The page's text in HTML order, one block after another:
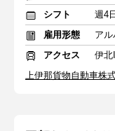
シフト
雇用形態
アル
アクセス
伊北
上伊那貨物自動車株